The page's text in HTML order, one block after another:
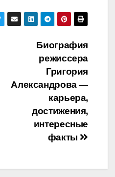
Биография
режиссера
Григория
Александрова —
карьера,
достижения,
интересные
факты